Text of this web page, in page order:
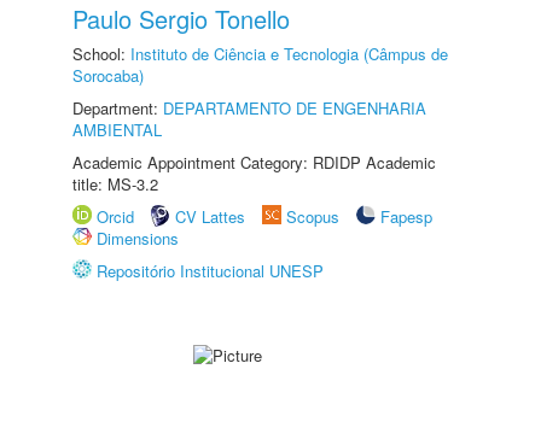
Paulo Sergio Tonello
School: Instituto de Ciência e Tecnologia (Câmpus de
Sorocaba)
Department: DEPARTAMENTO DE ENGENHARIA
AMBIENTAL
Academic Appointment Category: RDIDP Academic
title: MS-3.2
Orcid
CV Lattes Scopus
Fapesp
Dimensions
Repositório Institucional UNESP